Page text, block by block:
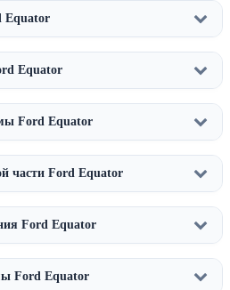
Equator
Equator
Ford Equator
части Ford Equator
Ford Equator
Ford Equator